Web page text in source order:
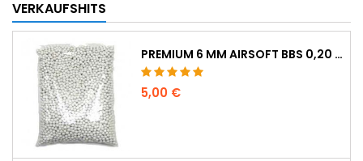
VERKAUFSHITS
PREMIUM 6 MM AIRSOFT BBS 0,20 G - 1000 SCHUSS, NICHT KLEMMEND, GERADE SCHIESSEND
5,00 €